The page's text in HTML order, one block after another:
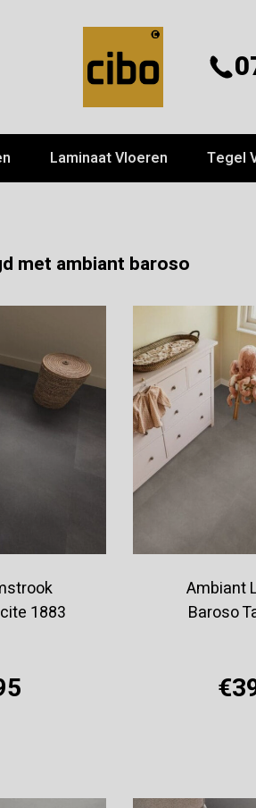
Laminaat Vloeren Tegel
met ambiant baroso
1883
Ambiant
Baroso